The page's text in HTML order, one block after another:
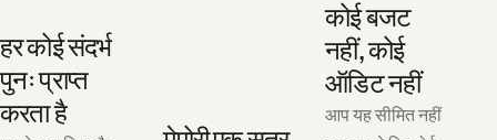
हर कोई संदर्भ
पुनः प्राप्त
करता है
कोई बजट
नहीं, कोई
ऑडिट नहीं
आप यह सीमित नहीं